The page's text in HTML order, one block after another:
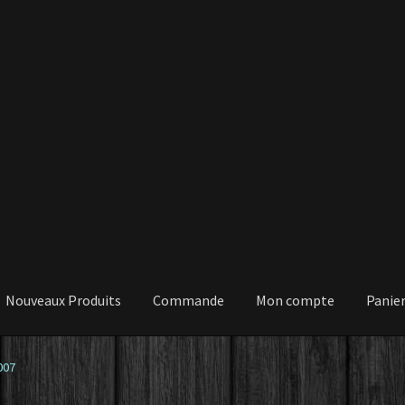
Nouveaux Produits Commande Mon compte Panier